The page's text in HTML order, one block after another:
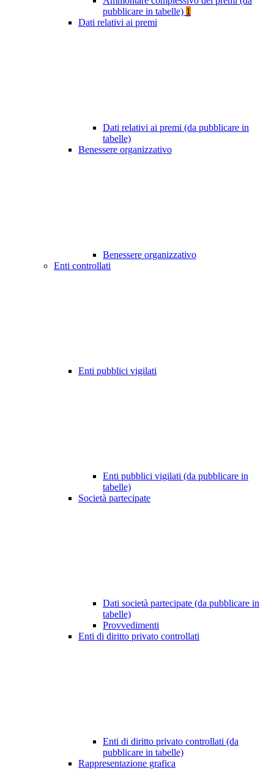
pubblicare in tabelle) 1
Dati relativi ai premi
Dati relativi ai premi (da pubblicare in
tabelle)
Benessere organizzativo
Benessere organizzativo
Enti controllati
Enti pubblici vigilati
Enti pubblici vigilati (da pubblicare in
tabelle)
Società partecipate
Dati società partecipate (da pubblicare in
tabelle)
Provvedimenti
Enti di diritto privato controllati
Enti di diritto privato controllati (da
pubblicare in tabelle)
Rappresentazione grafica